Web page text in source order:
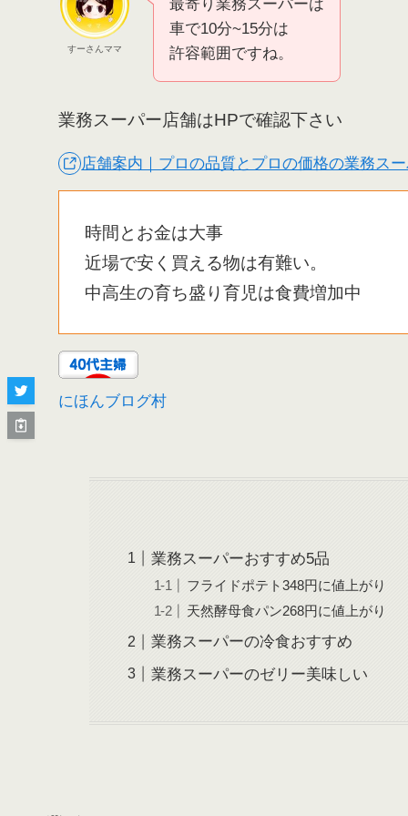
すーさんママ
最寄り業務スーパーは
車で10分~15分は
許容範囲ですね。
業務スーパー店舗はHPで確認下さい
店舗案内｜プロの品質とプロの価格の業務ス
時間とお金は大事
近場で安く買える物は有難い。
中高生の育ち盛り育児は食費増加中
にほんブログ村
業務スーパーおすすめ5品
フライドポテト348円に値上がり
天然酵母食パン268円に値上がり
業務スーパーの冷食おすすめ
業務スーパーのゼリー美味しい